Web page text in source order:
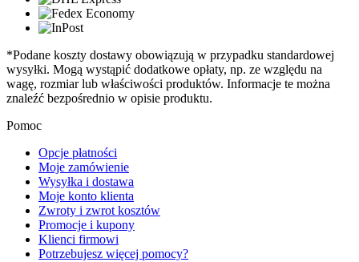
*Podane koszty dostawy obowiązują w przypadku standardowej
wysyłki. Mogą wystąpić dodatkowe opłaty, np. ze względu na
wagę, rozmiar lub właściwości produktów. Informacje te można
znaleźć bezpośrednio w opisie produktu.
Pomoc
Opcje płatności
Moje zamówienie
Wysyłka i dostawa
Moje konto klienta
Zwroty i zwrot kosztów
Promocje i kupony
Klienci firmowi
Potrzebujesz więcej pomocy?